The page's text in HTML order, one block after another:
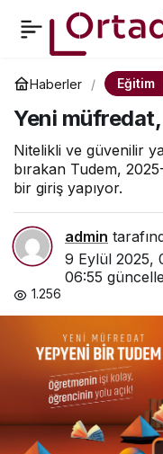
Haberler Eğitim
Yeni
Nitelikli ve güvenilir
bırakan Tudem,
bir giriş yapıyor.
admin
9 Eylül 2025,
06:55
1.256
Yeni müfredat,
bir Tudem!